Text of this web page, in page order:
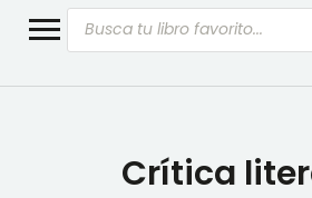
Búsqueda
de
productos
Crítica